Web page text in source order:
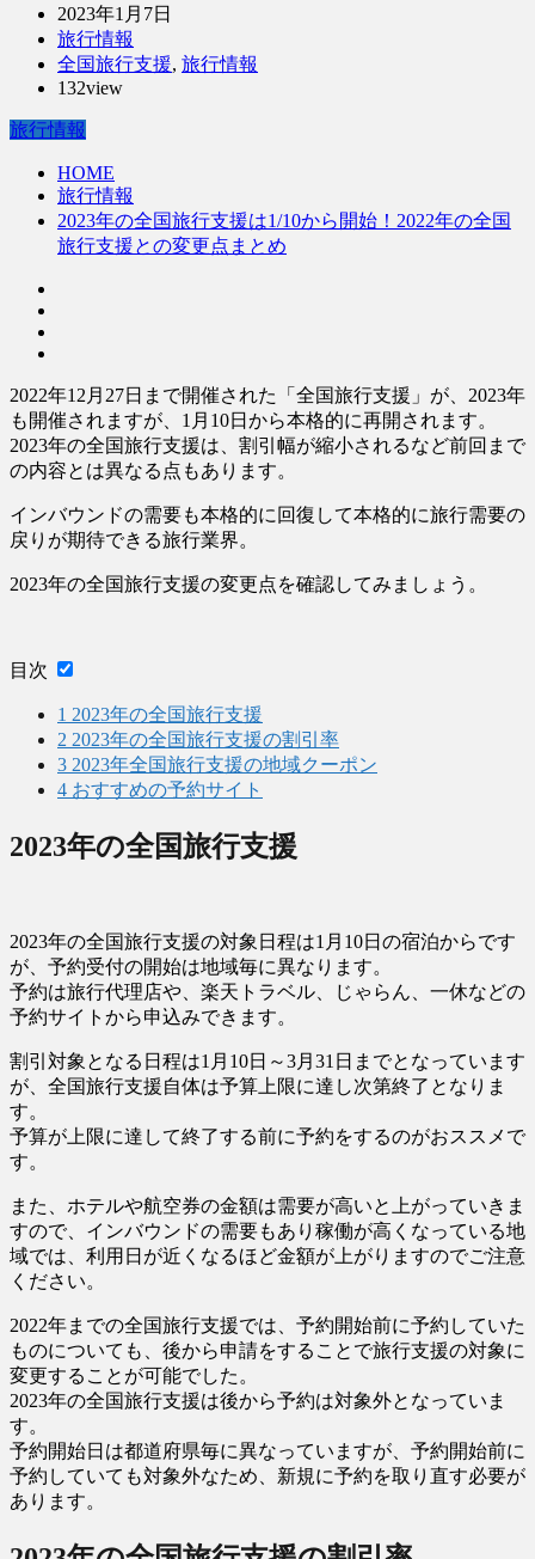
2023年1月7日
旅行情報
全国旅行支援, 旅行情報
132view
旅行情報
HOME
旅行情報
2023年の全国旅行支援は1/10から開始！2022年の全国
旅行支援との変更点まとめ
2022年12月27日まで開催された「全国旅行支援」が、2023年
も開催されますが、1月10日から本格的に再開されます。
2023年の全国旅行支援は、割引幅が縮小されるなど前回まで
の内容とは異なる点もあります。
インバウンドの需要も本格的に回復して本格的に旅行需要の
戻りが期待できる旅行業界。
2023年の全国旅行支援の変更点を確認してみましょう。
目次
1 2023年の全国旅行支援
2 2023年の全国旅行支援の割引率
3 2023年全国旅行支援の地域クーポン
4 おすすめの予約サイト
2023年の全国旅行支援
2023年の全国旅行支援の対象日程は1月10日の宿泊からです
が、予約受付の開始は地域毎に異なります。
予約は旅行代理店や、楽天トラベル、じゃらん、一休などの
予約サイトから申込みできます。
割引対象となる日程は1月10日～3月31日までとなっています
が、全国旅行支援自体は予算上限に達し次第終了となりま
す。
予算が上限に達して終了する前に予約をするのがおススメで
す。
また、ホテルや航空券の金額は需要が高いと上がっていきま
すので、インバウンドの需要もあり稼働が高くなっている地
域では、利用日が近くなるほど金額が上がりますのでご注意
ください。
2022年までの全国旅行支援では、予約開始前に予約していた
ものについても、後から申請をすることで旅行支援の対象に
変更することが可能でした。
2023年の全国旅行支援は後から予約は対象外となっていま
す。
予約開始日は都道府県毎に異なっていますが、予約開始前に
予約していても対象外なため、新規に予約を取り直す必要が
あります。